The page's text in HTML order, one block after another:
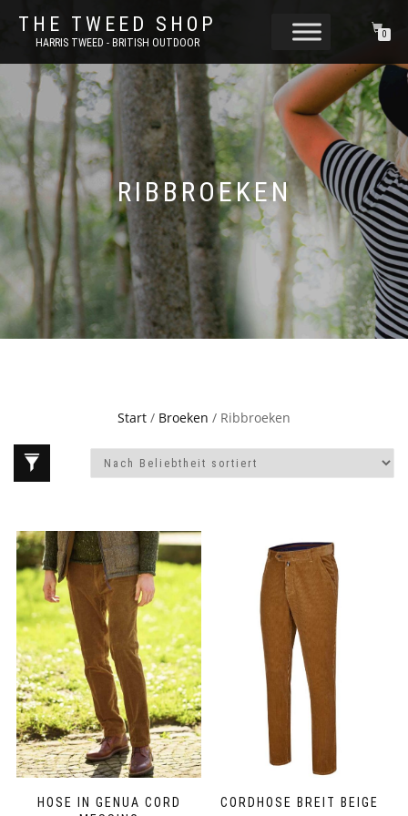
THE TWEED SHOP
HARRIS TWEED - BRITISH OUTDOOR
0
RIBBROEKEN
Start / Broeken / Ribbroeken
HOSE IN GENUA CORD
CORDHOSE BREIT BEIGE